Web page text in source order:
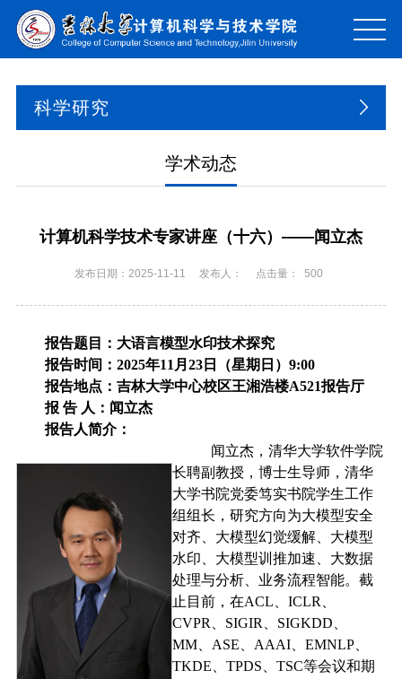
科学研究
学术动态
计算机科学技术专家讲座（十六）——闻立杰
发布日期：2025-11-11 发布人： 点击量： 500
报告题目：大语言模型水印技术探究
报告时间： 2025年11 月 23 日（星期日） 9:00
报告地点：吉林大学中心校区王湘浩楼A521报告厅
报 告 人：闻立杰
报告人简介：
闻立杰，清华大学软件学院
长聘副教授，博士生导师，清华
大学书院党委笃实书院学生工作
组组长，研究方向为大模型安全
对齐、大模型幻觉缓解、大模型
水印、大模型训推加速、大数据
处理与分析、业务流程智能。截
止目前，在ACL ICLR
CVPR
SIGIR SIGKDD
MM
ASE AAAI EMNLP
TKDE
TPDS TSC等会议和期